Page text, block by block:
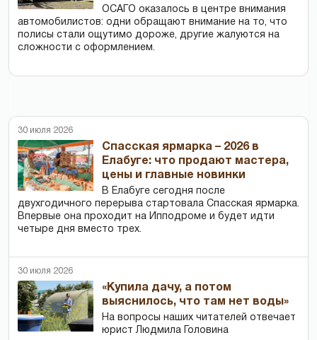
ОСАГО оказалось в центре внимания
автомобилистов: одни обращают внимание на то, что
полисы стали ощутимо дороже, другие жалуются на
сложности с оформлением.
30 июля 2026
Спасская ярмарка – 2026 в
Елабуге: что продают мастера,
цены и главные новинки
В Елабуге сегодня после
двухгодичного перерыва стартовала Спасская ярмарка.
Впервые она проходит на Ипподроме и будет идти
четыре дня вместо трех.
30 июля 2026
«Купила дачу, а потом
выяснилось, что там нет воды»
На вопросы наших читателей отвечает
юрист Людмила Головина